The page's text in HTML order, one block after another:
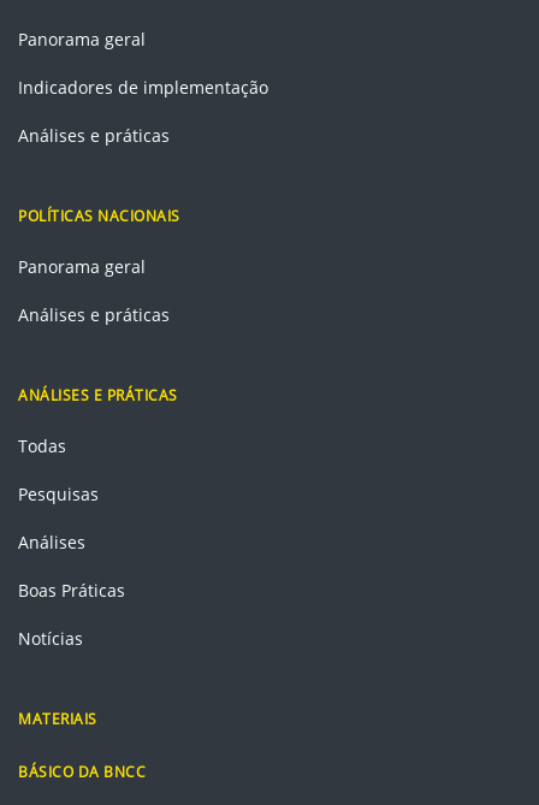
Panorama geral
Indicadores de implementação
Análises e práticas
POLÍTICAS NACIONAIS
Panorama geral
Análises e práticas
ANÁLISES E PRÁTICAS
Todas
Pesquisas
Análises
Boas Práticas
Notícias
MATERIAIS
BÁSICO DA BNCC